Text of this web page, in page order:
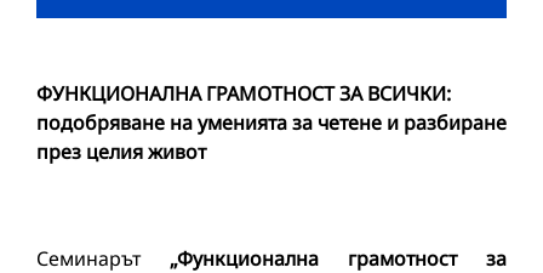
ФУНКЦИОНАЛНА ГРАМОТНОСТ ЗА ВСИЧКИ:
подобряване на уменията за четене и разбиране
през целия живот
Семинарът „Функционална грамотност за